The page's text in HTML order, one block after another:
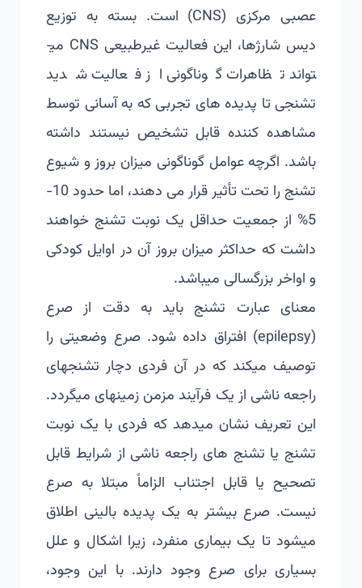
عصبی مرکزی (CNS) است. بسته به توزیع
دیس شارژها، این فعالیت غیرطبیعی CNS می­
تواند تظاهرات گوناگونی از فعالیت شدید
تشنجی تا پدیده ­های تجربی که به آسانی توسط
مشاهده کننده قابل تشخیص نیستند داشته
باشد. اگرچه عوامل گوناگونی میزان بروز و شیوع
تشنج را تحت تأثیر قرار می دهند، اما حدود 10-
5% از جمعیت حداقل یک نوبت تشنج خواهند
داشت که حداکثر میزان بروز آن در اوایل کودکی
و اواخر بزرگسالی می­باشد.
معنای عبارت تشنج باید به دقت از صرع
(epilepsy) افتراق داده شود. صرع وضعیتی را
توصیف می­کند که در آن فردی دچار تشنج­های
راجعه ناشی از یک فرآیند مزمن زمینه­ای می­گردد.
این تعریف نشان می­دهد که فردی با یک نوبت
تشنج یا تشنج ­های راجعه ناشی از شرایط قابل
تصحیح یا قابل اجتناب الزاماً مبتلا به صرع
نیست. صرع بیشتر به یک پدیده بالینی اطلاق
می­شود تا یک بیماری منفرد، زیرا اشکال و علل
بسیاری برای صرع وجود دارند. با این وجود،